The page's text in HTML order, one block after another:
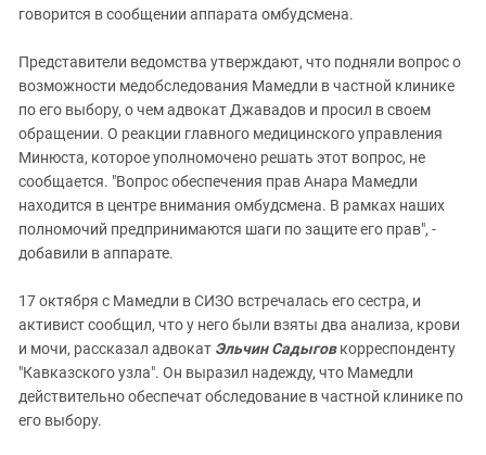
говорится в сообщении аппарата омбудсмена.
Представители ведомства утверждают, что подняли вопрос о
возможности медобследования Мамедли в частной клинике
по его выбору, о чем адвокат Джавадов и просил в своем
обращении. О реакции главного медицинского управления
Минюста, которое уполномочено решать этот вопрос, не
сообщается. "Вопрос обеспечения прав Анара Мамедли
находится в центре внимания омбудсмена. В рамках наших
полномочий предпринимаются шаги по защите его прав", -
добавили в аппарате.
17 октября с Мамедли в СИЗО встречалась его сестра, и
активист сообщил, что у него были взяты два анализа, крови
и мочи, рассказал адвокат Эльчин Садыговкорреспонденту
"Кавказского узла". Он выразил надежду, что Мамедли
действительно обеспечат обследование в частной клинике по
его выбору.